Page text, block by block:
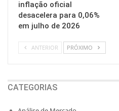
inflação oficial
desacelera para 0,06%
em julho de 2026
ANTERIOR PRÓXIMO
CATEGORIAS